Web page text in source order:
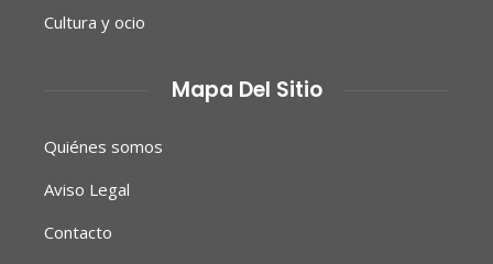
Cultura y ocio
Mapa Del Sitio
Quiénes somos
Aviso Legal
Contacto